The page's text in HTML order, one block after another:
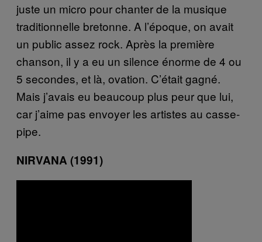
juste un micro pour chanter de la musique
traditionnelle bretonne. A l’époque, on avait
un public assez rock. Après la première
chanson, il y a eu un silence énorme de 4 ou
5 secondes, et là, ovation. C’était gagné.
Mais j’avais eu beaucoup plus peur que lui,
car j’aime pas envoyer les artistes au casse-
pipe.
NIRVANA (1991)